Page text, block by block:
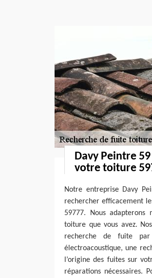
Davy Peintre
votre toiture
Notre entreprise Davy
rechercher efficacement
59777. Nous
toiture que vous avez.
recherche de fuite
électroacoustique, une
l’origine des fuites sur
réparations nécessaires.